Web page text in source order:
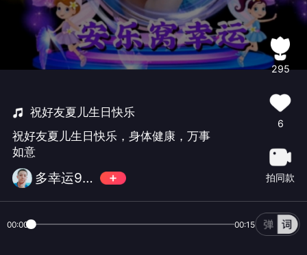
祝好友夏儿生日快乐
祝好友夏儿生日快乐，身体健康，万事
如意
多幸运999🐵
295
6
拍同款
00:00 00:15